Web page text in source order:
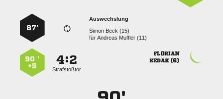
Auswechslung
  
für  
87’

 
:
Strafstoßtor
90 ’
+5